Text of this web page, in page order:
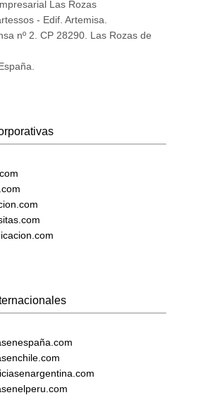
Las Rozas
- Edif. Artemisa.
nº 2. CP 28290. Las Rozas de